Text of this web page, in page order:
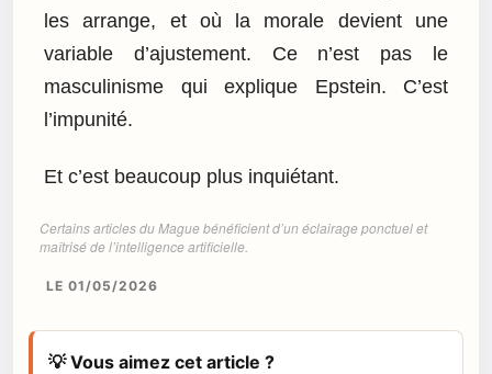
les arrange, et où la morale devient une
variable d’ajustement. Ce n’est pas le
masculinisme qui explique Epstein. C’est
l’impunité.
Et c’est beaucoup plus inquiétant.
Certains articles du Mague bénéficient d’un éclairage ponctuel et
maîtrisé de l’intelligence artificielle.
LE 01/05/2026
💡 Vous aimez cet article ?